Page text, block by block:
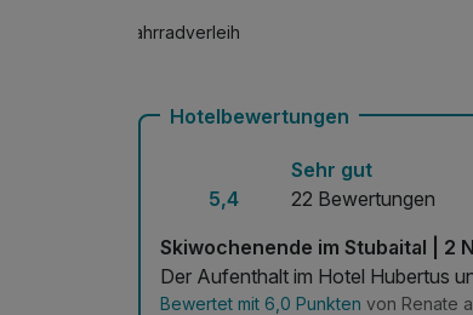
Fahrradverleih
Hotelbewertungen
5,4
Sehr gut
22 Bewertungen
Skiwochenende im Stubaital | 2
Der Aufenthalt im Hotel Hubertus
Bewertet mit 6,0 Punkten von Renate